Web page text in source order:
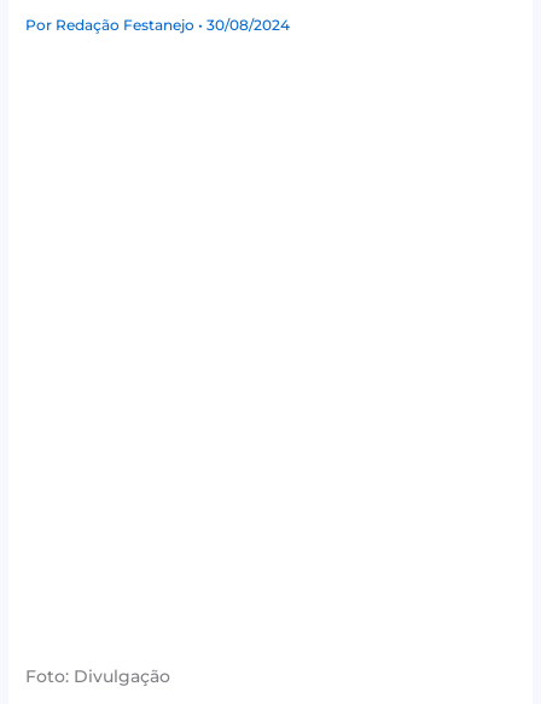
Por Redação Festanejo• 30/08/2024
Foto: Divulgação